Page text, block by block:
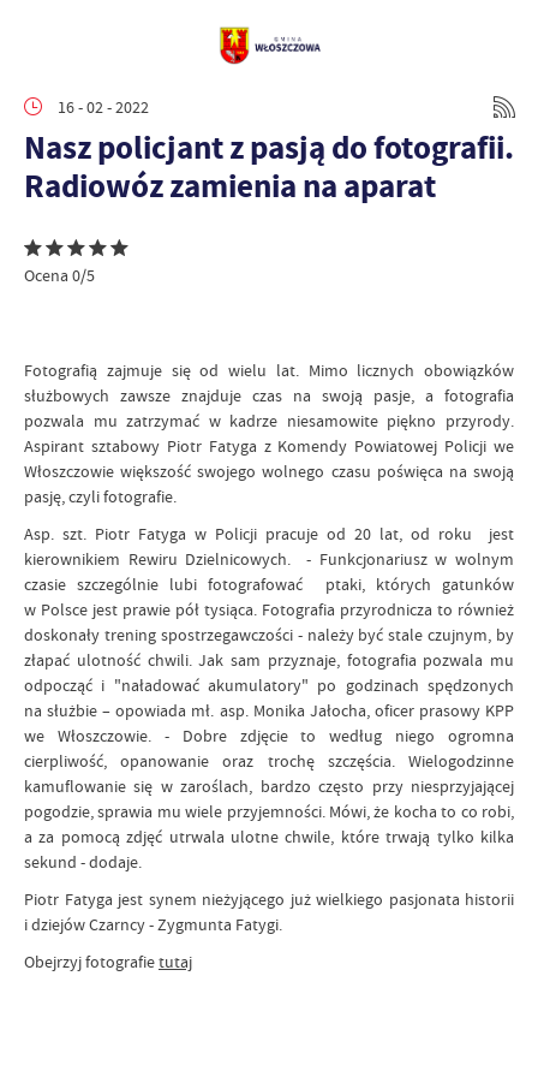
16 - 02 - 2022
Nasz policjant z pasją do fotografii.
Radiowóz zamienia na aparat
Ocena 0/5
Fotografią zajmuje się od wielu lat. Mimo licznych obowiązków
służbowych zawsze znajduje czas na swoją pasje, a fotografia
pozwala mu zatrzymać w kadrze niesamowite piękno przyrody.
Aspirant sztabowy Piotr Fatyga z Komendy Powiatowej Policji we
Włoszczowie większość swojego wolnego czasu poświęca na swoją
pasję, czyli fotografie.
Asp. szt. Piotr Fatyga w Policji pracuje od 20 lat, od roku jest
kierownikiem Rewiru Dzielnicowych. - Funkcjonariusz w wolnym
czasie szczególnie lubi fotografować ptaki, których gatunków
w Polsce jest prawie pół tysiąca. Fotografia przyrodnicza to również
doskonały trening spostrzegawczości - należy być stale czujnym, by
złapać ulotność chwili. Jak sam przyznaje, fotografia pozwala mu
odpocząć i "naładować akumulatory" po godzinach spędzonych
na służbie – opowiada mł. asp. Monika Jałocha, oficer prasowy KPP
we Włoszczowie. - Dobre zdjęcie to według niego ogromna
cierpliwość, opanowanie oraz trochę szczęścia. Wielogodzinne
kamuflowanie się w zaroślach, bardzo często przy niesprzyjającej
pogodzie, sprawia mu wiele przyjemności. Mówi, że kocha to co robi,
a za pomocą zdjęć utrwala ulotne chwile, które trwają tylko kilka
sekund - dodaje.
Piotr Fatyga jest synem nieżyjącego już wielkiego pasjonata historii
i dziejów Czarncy - Zygmunta Fatygi.
Obejrzyj fotografietutaj